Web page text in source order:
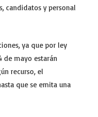
candidatos y personal
ya que por ley
de mayo estarán
recurso, el
que se emita una